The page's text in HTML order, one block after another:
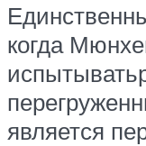
когда
является